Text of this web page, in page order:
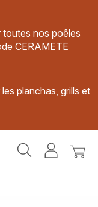
nos poêles
CERAMETE
planchas, grills et
MonMon